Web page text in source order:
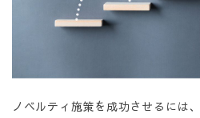
ノベルティ施策を成功させるには、